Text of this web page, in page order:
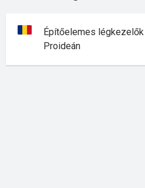
Építőelemes
Proideán